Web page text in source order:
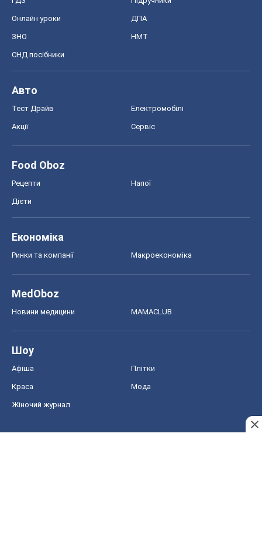
Онлайн уроки ДПА
ЗНО НМТ
СНД посібники
Авто
Тест Драйв Електромобілі
Акції Сервіс
Food Oboz
Рецепти Напої
Дієти
Економіка
Ринки та компанії Макроекономіка
MedOboz
Новини медицини MAMACLUB
Шоу
Афіша Плітки
Краса Мода
Жіночий журнал